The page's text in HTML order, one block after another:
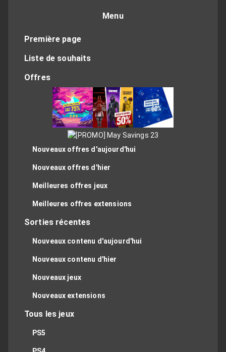
Menu
Première page
Liste de souhaits
Offres
Nouveaux offres d'aujourd'hui
Nouveaux offres d'hier
Meilleures offres jeux
Meilleures offres extensions
Sorties récentes
Nouveaux contenu d'aujourd'hui
Nouveaux contenu d'hier
Nouveaux jeux
Nouveaux extensions
Tous les jeux
PS5